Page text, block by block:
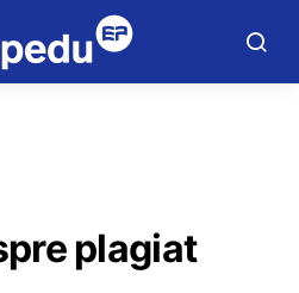
plagiat